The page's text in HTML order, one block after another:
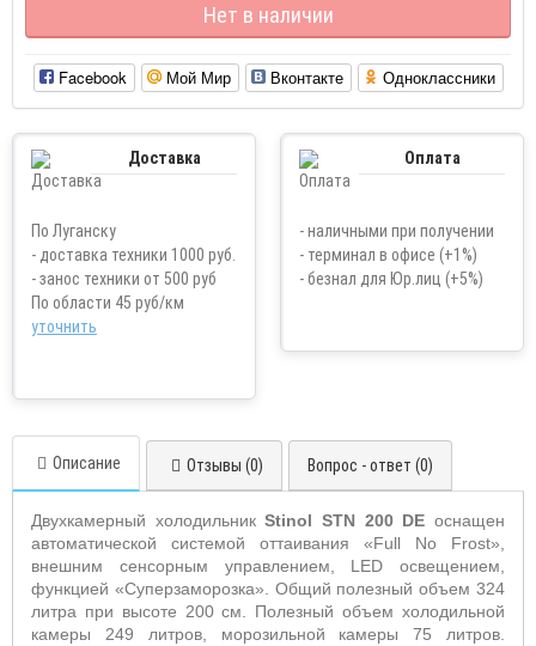
Нет в наличии
Facebook Мой Мир Вконтакте Одноклассники
Доставка
По Луганску
- доставка техники 1000 руб.
- занос техники от 500 руб
По области 45 руб/км
уточнить
Оплата
- наличными при получении
- терминал в офисе (+1%)
- безнал для Юр.лиц (+5%)
Описание Отзывы (0) Вопрос - ответ (0)
Двухкамерный холодильникStinol STN 200 DE оснащен
автоматической системой оттаивания «Full
No Frost»,
внешним сенсорным управлением, LED
освещением,
функцией «Суперзаморозка». Общий полезный объем 324
литра при высоте 200 см. Полезный объем холодильной
камеры 249 литров, морозильной камеры 75 литров.